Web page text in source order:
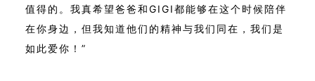
值得的。我真希望爸爸和GIGI都能够在这个时候陪伴
在你身边，但我知道他们的精神与我们同在，我们是
如此爱你！”